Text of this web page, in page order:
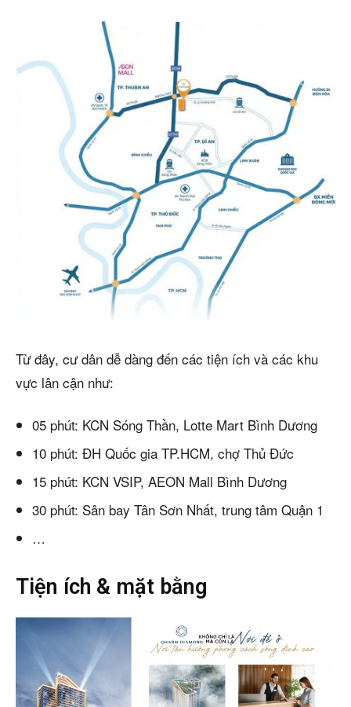
Từ đây, cư dân dễ dàng đến các tiện ích và các khu
vực lân cận như:
05 phút: KCN Sóng Thần, Lotte Mart Bình Dương
10 phút: ĐH Quốc gia TP.HCM, chợ Thủ Đức
15 phút: KCN VSIP, AEON Mall Bình Dương
30 phút: Sân bay Tân Sơn Nhất, trung tâm Quận 1
…
Tiện ích & mặt bằng